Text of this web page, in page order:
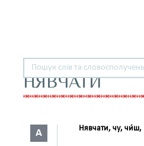
НЯВЧАТИ
А Нявчати, чу, чи́ш,